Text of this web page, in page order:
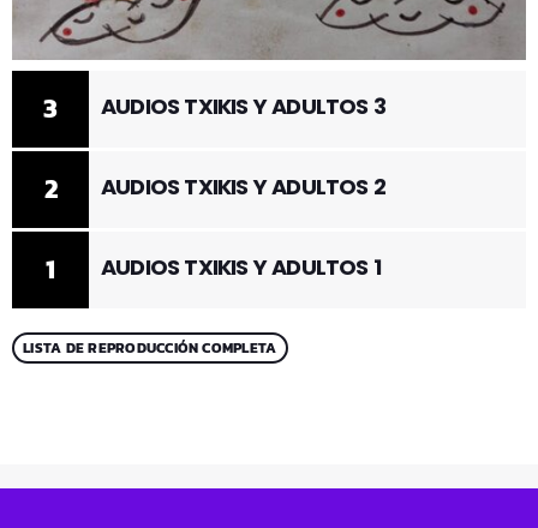
1 AUDIOS TXIKIS Y ADULTOS 1
2 AUDIOS TXIKIS Y ADULTOS 2
3 AUDIOS TXIKIS Y ADULTOS 3
LISTA DE REPRODUCCIÓN COMPLETA